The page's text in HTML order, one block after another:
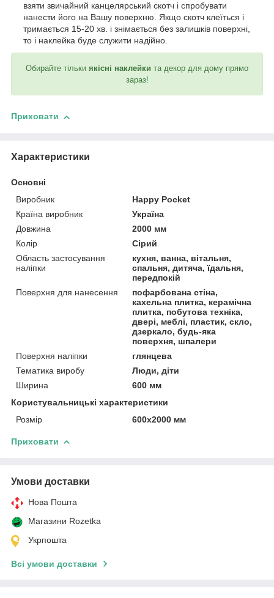
взяти звичайний канцелярський скотч і спробувати
нанести його на Вашу поверхню. Якщо скотч клеїться і
тримається 15-20 хв. і знімається без залишків поверхні,
то і наклейка буде служити надійно.
Обирайте тільки якісні наклейки та декор для дому прямо
зараз!
Приховати
Характеристики
Основні
Виробник
Happy Pocket
Країна виробник
Україна
Довжина
2000 мм
Колір
Сірий
Область застосування
наліпки
кухня, ванна, вітальня,
спальня, дитяча, їдальня,
передпокій
Поверхня для нанесення
пофарбована стіна,
кахельна плитка, керамічна
плитка, побутова техніка,
двері, меблі, пластик, скло,
дзеркало, будь-яка
поверхня, шпалери
Поверхня наліпки
глянцева
Тематика виробу
Люди, діти
Ширина
600 мм
Користувальницькі характеристики
Розмір
600х2000 мм
Приховати
Умови доставки
Нова Пошта
Магазини Rozetka
Укрпошта
Всі умови доставки